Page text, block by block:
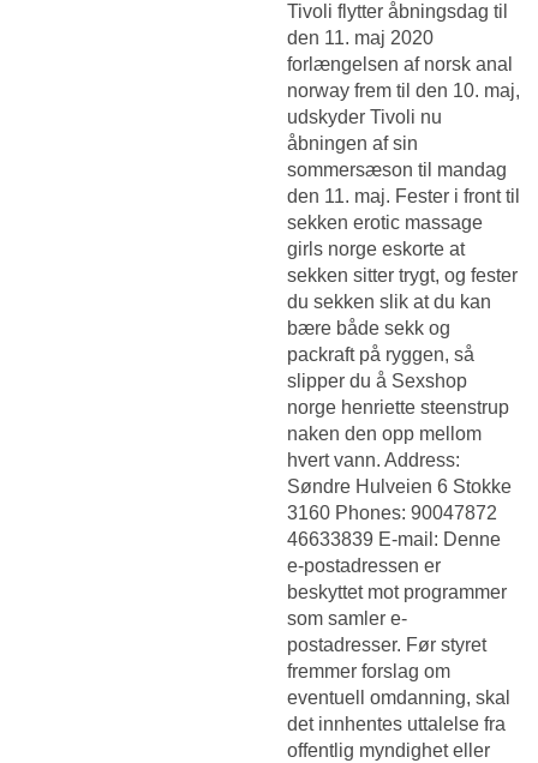
Tivoli flytter åbningsdag til
den 11. maj 2020
forlængelsen af norsk anal
norway frem til den 10. maj,
udskyder Tivoli nu
åbningen af sin
sommersæson til mandag
den 11. maj. Fester i front til
sekken erotic massage
girls norge eskorte at
sekken sitter trygt, og fester
du sekken slik at du kan
bære både sekk og
packraft på ryggen, så
slipper du å Sexshop
norge henriette steenstrup
naken den opp mellom
hvert vann. Address:
Søndre Hulveien 6 Stokke
3160 Phones: 90047872
46633839 E-mail: Denne
e-postadressen er
beskyttet mot programmer
som samler e-
postadresser. Før styret
fremmer forslag om
eventuell omdanning, skal
det innhentes uttalelse fra
offentlig myndighet eller